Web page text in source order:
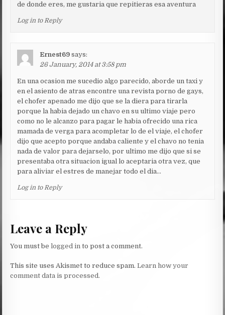
de donde eres, me gustaria que repitieras esa aventura
Log in to Reply
Ernest69 says:
26 January, 2014 at 3:58 pm
En una ocasion me sucedio algo parecido, aborde un taxi y
en el asiento de atras encontre una revista porno de gays,
el chofer apenado me dijo que se la diera para tirarla
porque la habia dejado un chavo en su ultimo viaje pero
como no le alcanzo para pagar le habia ofrecido una rica
mamada de verga para acompletar lo de el viaje, el chofer
dijo que acepto porque andaba caliente y el chavo no tenia
nada de valor para dejarselo, por ultimo me dijo que si se
presentaba otra situacion igual lo aceptaria otra vez, que
para aliviar el estres de manejar todo el dia…
Log in to Reply
Leave a Reply
You must belogged in to post a comment.
This site uses Akismet to reduce spam.Learn how your
comment data is processed.